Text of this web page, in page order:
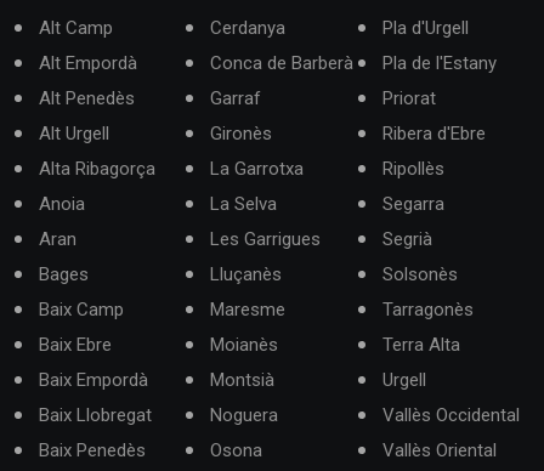
Alt Camp
Alt Empordà
Alt Penedès
Alt Urgell
Alta Ribagorça
Anoia
Aran
Bages
Baix Camp
Baix Ebre
Baix Empordà
Baix Llobregat
Baix Penedès
Cerdanya
Conca de Barberà
Garraf
Gironès
La Garrotxa
La Selva
Les Garrigues
Lluçanès
Maresme
Moianès
Montsià
Noguera
Osona
Pla d'Urgell
Pla de l'Estany
Priorat
Ribera d'Ebre
Ripollès
Segarra
Segrià
Solsonès
Tarragonès
Terra Alta
Urgell
Vallès Occidental
Vallès Oriental